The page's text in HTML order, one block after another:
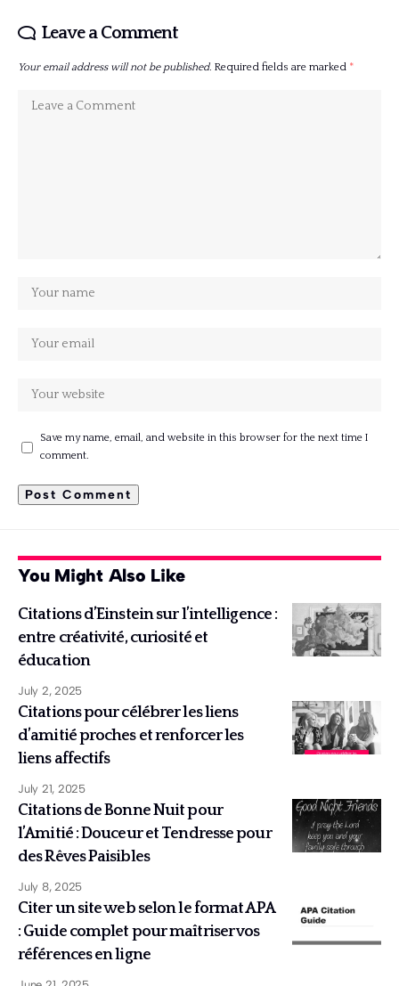
Leave a Comment
Your email address will not be published. Required fields are marked *
Save my name, email, and website in this browser for the next time I
comment.
You Might Also Like
Citations d’Einstein sur l’intelligence :
entre créativité, curiosité et
éducation
July 2, 2025
Citations pour célébrer les liens
d’amitié proches et renforcer les
liens affectifs
July 21, 2025
Citations de Bonne Nuit pour
l’Amitié : Douceur et Tendresse pour
des Rêves Paisibles
July 8, 2025
Citer un site web selon le format APA
: Guide complet pour maîtriser vos
références en ligne